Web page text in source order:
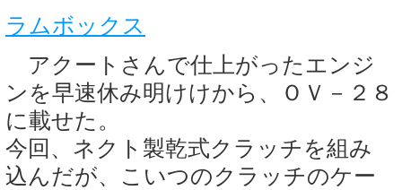
ラムボックス
アクートさんで仕上がったエンジ
ンを早速休み明けけから、ＯＶ－２８
に載せた。
今回、ネクト製乾式クラッチを組み
込んだが、こいつのクラッチのケー